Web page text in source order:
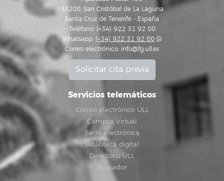
38200, San Cristóbal de La Laguna
Santa Cruz de Tenerife - España
Teléfono: (+34) 922 31 92 00
Whatsapp: (+34) 922 31 92 00
Correo electrónico: info@fg.ull.es
Solicitar cita previa
Servicios telemáticos
Correo electrónico ULL
Campus Virtual
Sede electrónica
Biblioteca digital
Directorio ULL
Buscador